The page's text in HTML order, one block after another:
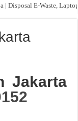
| Disposal E-Waste,
Jakarta